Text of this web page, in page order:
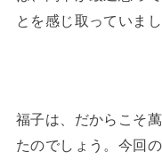
とを感じ取っていまし
福子は、だからこそ
たのでしょう。今回